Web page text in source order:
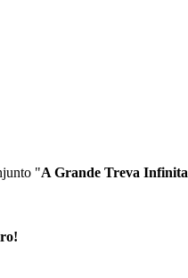
"A Grande Treva Infinita